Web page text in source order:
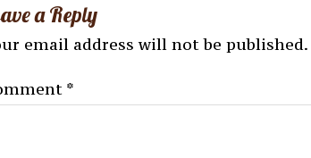
a Reply
email address will not be published.
*